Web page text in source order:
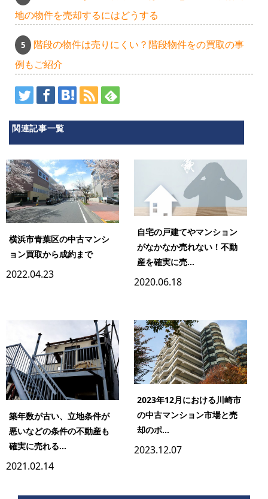
地の物件を売却するにはどうする
階段の物件は売りにくい？階段物件をの買取の事
例もご紹介
関連記事一覧
横浜市青葉区の中古マンシ
ョン買取から成約まで
2022.04.23
自宅の戸建てやマンション
がなかなか売れない！不動
産を確実に売...
2020.06.18
築年数が古い、立地条件が
悪いなどの条件の不動産も
確実に売れる...
2021.02.14
2023年12月における川崎市
の中古マンション市場と売
却のポ...
2023.12.07